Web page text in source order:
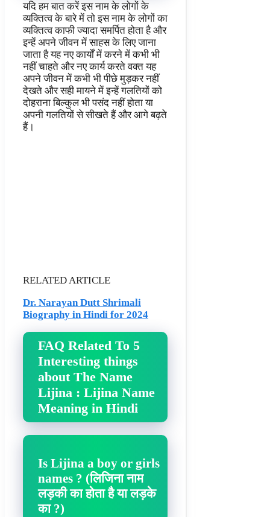
यदि हम बात करें इस नाम के लोगों के
व्यक्तित्व के बारे में तो इस नाम के लोगों का
व्यक्तित्व काफी ज्यादा समर्पित होता है और
इन्हें अपने जीवन में साहस के लिए जाना
जाता है यह नए कार्यों में करने में कभी भी
नहीं चाहते और नए कार्य करते वक्त यह
अपने जीवन में कभी भी पीछे मुड़कर नहीं
देखते और सही मायने में इन्हें गलतियों को
दोहराना बिल्कुल भी पसंद नहीं होता या
अपनी गलतियों से सीखते हैं और आगे बढ़ते
हैं।
RELATED ARTICLE
Dr. Narayan Dutt Shrimali
Biography in Hindi for 2024
FAQ Related To 5
Interesting things
about The Name
Lijina : Lijina Name
Meaning in Hindi
Is Lijina a boy or girls
names ? (लिजिना नाम
लड़की का होता है या लड़के
का ?)